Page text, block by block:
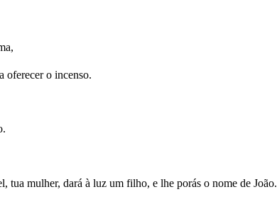
oferecer o incenso.
tua mulher, dará à luz um filho, e lhe porás o nome de João.